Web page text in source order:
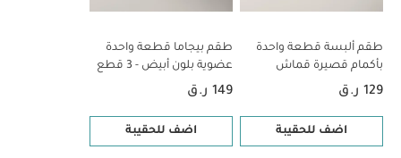
طقم ألبسة قطعة واحدة
بأكمام قصيرة قماش
عضوي بلون أبيض - 5 قطع
129 ر.ق
اضف للحقيبة
طقم بيجاما قطعة واحدة
عضوية بلون أبيض - 3 قطع
149 ر.ق
اضف للحقيبة